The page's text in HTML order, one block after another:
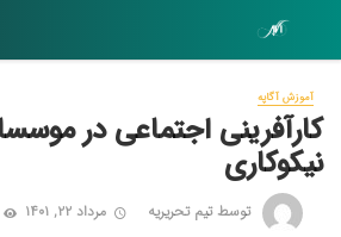
آموزش آگاپه
کارآفرینی اجتماعی در
نیکوکاری
توسطتیم تحریریه مرداد ۲۲, ۱۴۰۱